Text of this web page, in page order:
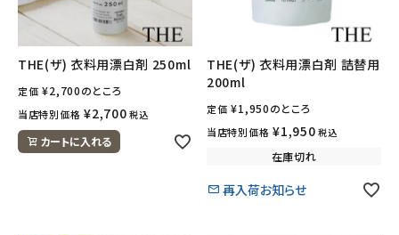
THE(ザ) 衣料用漂白剤 250ml
定価 ¥2,700のところ
当店特別価格 ¥2,700 税込
カートに入れる
THE(ザ) 衣料用漂白剤 詰替用
200ml
定価 ¥1,950のところ
当店特別価格 ¥1,950 税込
在庫切れ
再入荷お知らせ